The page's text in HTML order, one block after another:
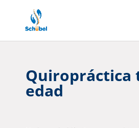
Quiropráctica
edad